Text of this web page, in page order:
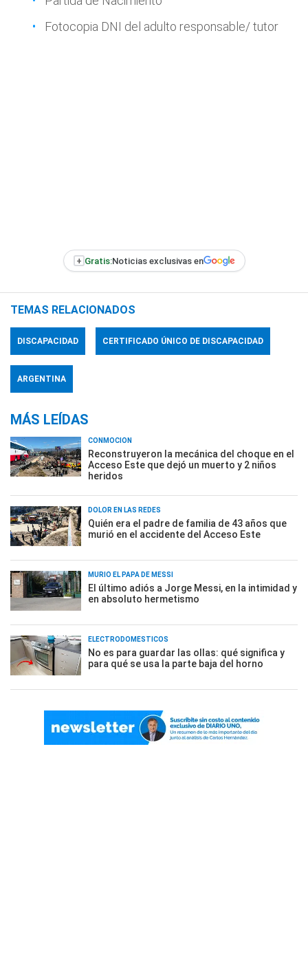
Fotocopia DNI del adulto responsable/ tutor
+ Gratis:Noticias exclusivas en
TEMAS RELACIONADOS
DISCAPACIDAD CERTIFICADO ÚNICO DE DISCAPACIDAD
ARGENTINA
MÁS LEÍDAS
CONMOCIÓN
Reconstruyeron la mecánica del choque en el
Acceso Este que dejó un muerto y 2 niños
heridos
DOLOR EN LAS REDES
Quién era el padre de familia de 43 años que
murió en el accidente del Acceso Este
MURIÓ EL PAPÁ DE MESSI
El último adiós a Jorge Messi, en la intimidad y
en absoluto hermetismo
ELECTRODOMÉSTICOS
No es para guardar las ollas: qué significa y
para qué se usa la parte baja del horno